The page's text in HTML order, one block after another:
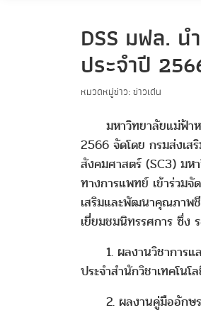
DSS มฟล. น
ประจำปี
หมวดหมู่ข่าว: ข่าวเด่น
มหาวิทยาลัยแม่ฟ้าหล
2566 จัดโดย กรมส่งเ
สังคมศาสตร์ (SC3) มห
ทางการแพทย์ เข้าร่วม
เสริมและพัฒนาคุณภาพชี
เยี่ยมชมนิทรรศการ ซึ่ง
1. ผลงานวิชาการแล
ประจำสำนักวิชาเทคโนโ
2. ผลงานคู่มืออักษรเ